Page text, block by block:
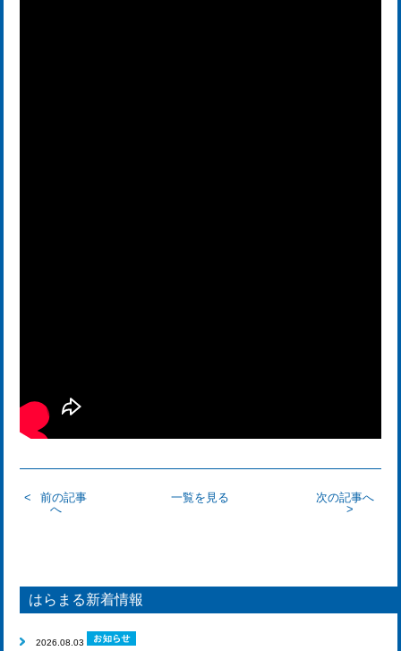
前の記事
へ
一覧を見る 次の記事へ
はらまる新着情報
2026.08.03